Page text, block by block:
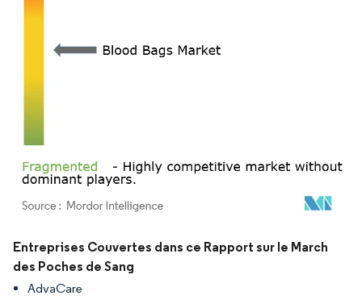
Image © Mordor Intelligence. La réutilisation nécessite une attribution sous CC BY
Entreprises Couvertes dans ce Rapport sur le March
des Poches de Sang
AdvaCare